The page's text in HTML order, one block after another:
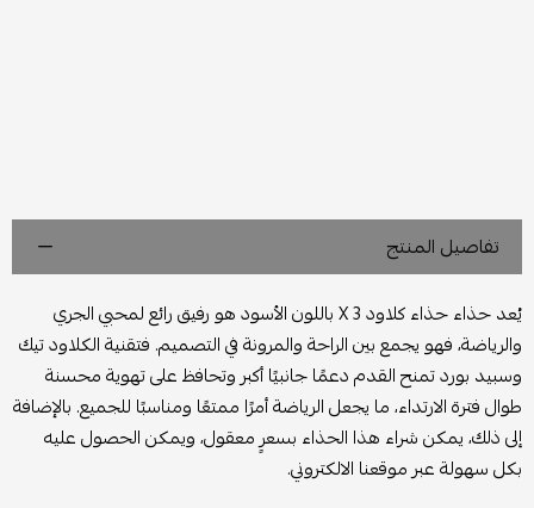
تفاصيل المنتج
يُعد حذاء حذاء كلاود X 3 باللون الأسود هو رفيق رائع لمحبي الجري
والرياضة، فهو يجمع بين الراحة والمرونة في التصميم. فتقنية الكلاود تيك
وسبيد بورد تمنح القدم دعمًا جانبيًا أكبر وتحافظ على تهوية محسنة
طوال فترة الارتداء، ما يجعل الرياضة أمرًا ممتعًا ومناسبًا للجميع. بالإضافة
إلى ذلك، يمكن شراء هذا الحذاء بسعرٍ معقول، ويمكن الحصول عليه
بكل سهولة عبر موقعنا الالكتروني.